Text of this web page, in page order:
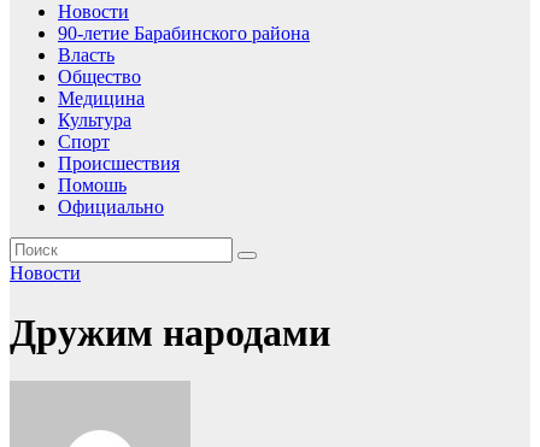
Новости
90-летие Барабинского района
Власть
Общество
Медицина
Культура
Спорт
Происшествия
Помошь
Официально
Новости
Дружим народами